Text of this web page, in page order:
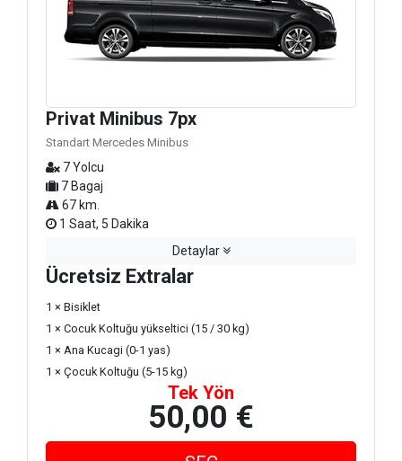
Privat Minibus 7px
Standart Mercedes Minibus
7 Yolcu
7 Bagaj
67 km.
1 Saat, 5 Dakika
Detaylar
Ücretsiz Extralar
1 × Bisiklet
1 × Cocuk Koltuğu yükseltici (15 / 30 kg)
1 × Ana Kucagi (0-1 yas)
1 × Çocuk Koltuğu (5-15 kg)
Tek Yön
50,00 €